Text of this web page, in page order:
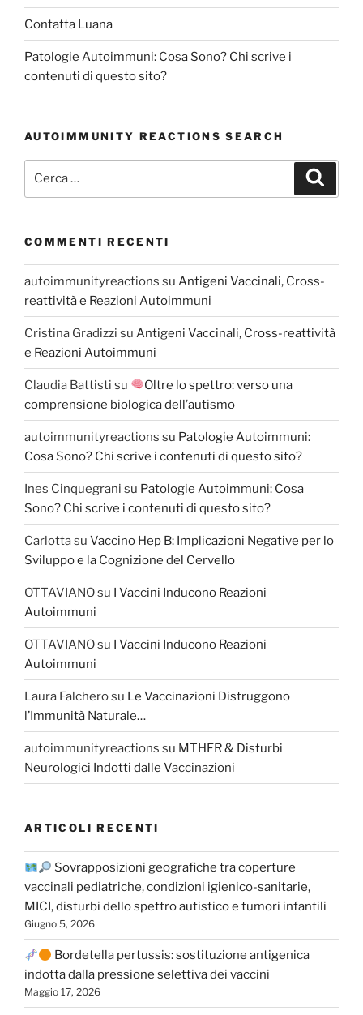
Contatta Luana
Patologie Autoimmuni: Cosa Sono? Chi scrive i
contenuti di questo sito?
AUTOIMMUNITY REACTIONS SEARCH
COMMENTI RECENTI
autoimmunityreactions su Antigeni Vaccinali, Cross-
reattività e Reazioni Autoimmuni
Cristina Gradizzi su Antigeni Vaccinali, Cross-reattività
e Reazioni Autoimmuni
Claudia Battisti su
Oltre lo spettro: verso una
comprensione biologica dell’autismo
autoimmunityreactions su Patologie Autoimmuni:
Cosa Sono? Chi scrive i contenuti di questo sito?
Ines Cinquegrani su Patologie Autoimmuni: Cosa
Sono? Chi scrive i contenuti di questo sito?
Carlottasu Vaccino Hep B: Implicazioni Negative per lo
Sviluppo e la Cognizione del Cervello
OTTAVIANOsu I Vaccini Inducono Reazioni
Autoimmuni
OTTAVIANOsu I Vaccini Inducono Reazioni
Autoimmuni
Laura Falcherosu Le Vaccinazioni Distruggono
l’Immunità Naturale…
autoimmunityreactions su MTHFR & Disturbi
Neurologici Indotti dalle Vaccinazioni
ARTICOLI RECENTI
Sovrapposizioni geografiche tra coperture
vaccinali pediatriche, condizioni igienico-sanitarie,
MICI, disturbi dello spettro autistico e tumori infantili
Giugno 5, 2026
Bordetella pertussis: sostituzione antigenica
indotta dalla pressione selettiva dei vaccini
Maggio 17, 2026